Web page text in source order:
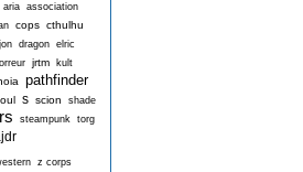
aria association
cops cthulhu
dragon elric
jrtm
kult
pathfinder
s scion shade
steampunk torg
z corps